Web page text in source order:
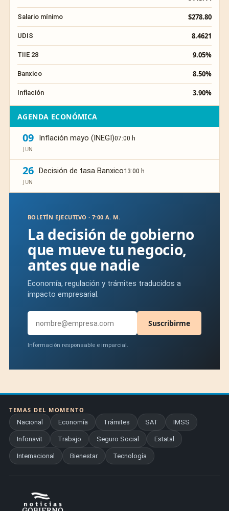
Salario mínimo $278.80
UDIS 8.4621
TIIE 28 9.05%
Banxico 8.50%
Inflación 3.90%
AGENDA ECONÓMICA
09
JUN
Inflación mayo (INEGI)07:00 h
26
JUN
Decisión de tasa Banxico13:00 h
BOLETÍN EJECUTIVO · 7:00 A. M.
La decisión de gobierno
que mueve tu negocio,
antes que nadie
Economía, regulación y trámites traducidos a
impacto empresarial.
Suscribirme
Información responsable e imparcial.
TEMAS DEL MOMENTO
Nacional
Economía Trámites SAT IMSS
Infonavit Trabajo Seguro Social Estatal
Internacional Bienestar Tecnología